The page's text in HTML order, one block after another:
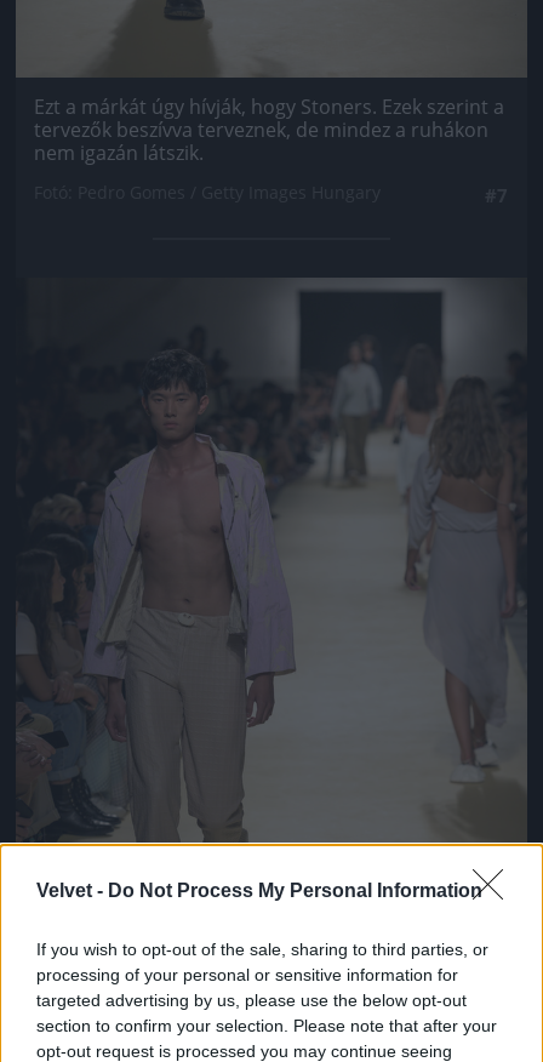
Velvet - Do Not Process My Personal Information
If you wish to opt-out of the sale, sharing to third parties, or
processing of your personal or sensitive information for
targeted advertising by us, please use the below opt-out
section to confirm your selection. Please note that after your
opt-out request is processed you may continue seeing
Ezt a márkát úgy hívják, hogy Stoners. Ezek szerint a
tervezők beszívva terveznek, de mindez a ruhákon
nem igazán látszik.